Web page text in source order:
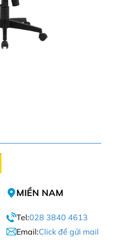
MIỀN NAM
Tel:028 3840 4613
Email:Click để gửi mail